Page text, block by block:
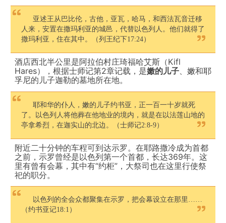
亚述王从巴比伦，古他，亚瓦，哈马，和西法瓦音迁移
人来，安置在撒玛利亚的城邑，代替以色列人。他们就得了
撒玛利亚，住在其中。（列王纪下17:24）
酒店西北半公里是阿拉伯村庄琦福哈艾斯（Kifl
Hares），根据士师记第2章记载，是嫩的儿子、嫩和耶
孚尼的儿子迦勒的墓地所在地。
耶和华的仆人，嫩的儿子约书亚，正一百一十岁就死
了。以色列人将他葬在他地业的境内，就是在以法莲山地的
亭拿希烈，在迦实山的北边。（士师记2:8-9）
附近二十分钟的车程可到达示罗。在耶路撒冷成为首都
之前，示罗曾经是以色列第一个首都，长达369年。这
里有曾有会幕，其中有“约柜”，大祭司也在这里行使祭
祀的职分。
以色列的全会众都聚集在示罗，把会幕设立在那里……
（约书亚记18:1）